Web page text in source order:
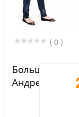
( 0 )
Большое
Андреевский